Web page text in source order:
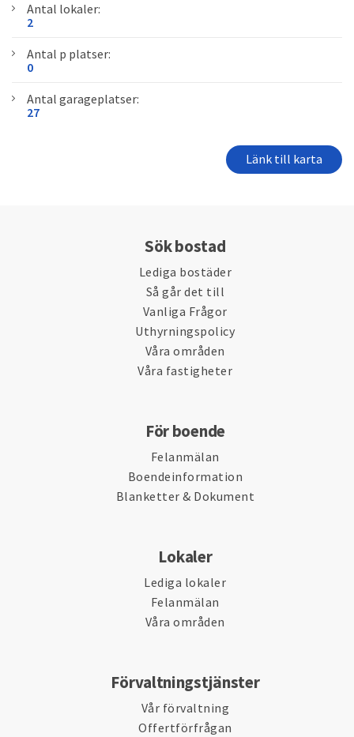
Antal lokaler:
2
Antal p platser:
0
Antal garageplatser:
27
Länk till karta
Sök bostad
Lediga bostäder
Så går det till
Vanliga Frågor
Uthyrningspolicy
Våra områden
Våra fastigheter
För boende
Felanmälan
Boendeinformation
Blanketter & Dokument
Lokaler
Lediga lokaler
Felanmälan
Våra områden
Förvaltningstjänster
Vår förvaltning
Offertförfrågan